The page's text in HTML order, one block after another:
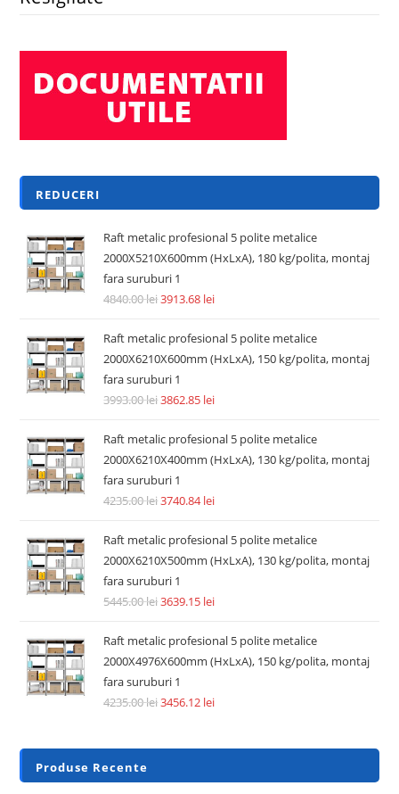
REDUCERI
Raft metalic profesional 5 polite metalice
2000X5210X600mm (HxLxA), 180 kg/polita, montaj
fara suruburi 1
4840.00lei3913.68 lei
Raft metalic profesional 5 polite metalice
2000X6210X600mm (HxLxA), 150 kg/polita, montaj
fara suruburi 1
3993.00lei3862.85 lei
Raft metalic profesional 5 polite metalice
2000X6210X400mm (HxLxA), 130 kg/polita, montaj
fara suruburi 1
4235.00lei3740.84lei
Raft metalic profesional 5 polite metalice
2000X6210X500mm (HxLxA), 130 kg/polita, montaj
fara suruburi 1
5445.00lei3639.15 lei
Raft metalic profesional 5 polite metalice
2000X4976X600mm (HxLxA), 150 kg/polita, montaj
fara suruburi 1
4235.00lei3456.12 lei
Produse Recente